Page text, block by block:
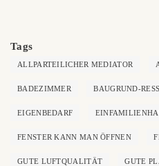
Tags
ALLPARTEILICHER MEDIATOR
BADEZIMMER BAUGRUND-
EIGENBEDARF
FENSTER KANN MAN ÖFFNEN
GUTE LUFTQUALITÄT GUTE